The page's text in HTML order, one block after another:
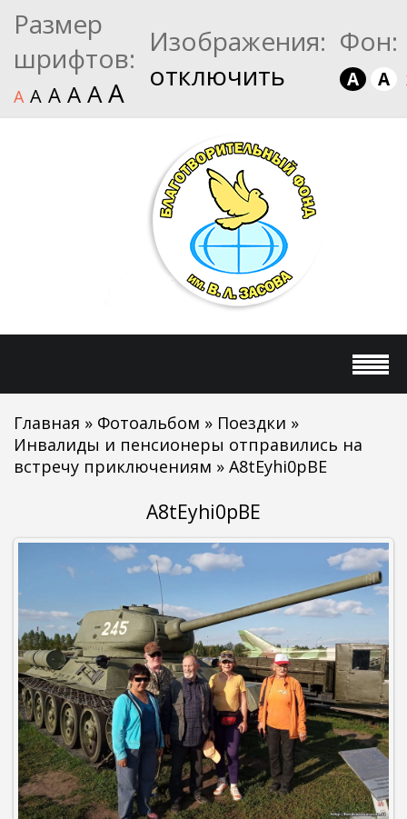
Размер
шрифтов:
A A A A AA
Изображения:
отключить
Фон:
A A
Главная » Фотоальбом » Поездки »
Инвалиды и пенсионеры отправились на
встречу приключениям » A8tEyhi0pBE
A8tEyhi0pBE